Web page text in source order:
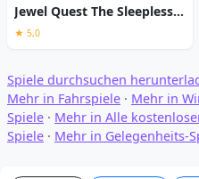
Jewel Quest The Sleepless Star
★ 5,0
Spiele durchsuchen
Mehr in Fahrspiele · Mehr in
Spiele · Mehr in Alle
Spiele · Mehr in Gelegenheits-